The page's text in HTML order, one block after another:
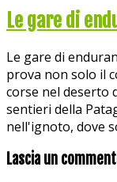
Le gare di
Le gare di
prova non solo il
corse nel deserto
sentieri della
nell'ignoto, dove
Lascia un